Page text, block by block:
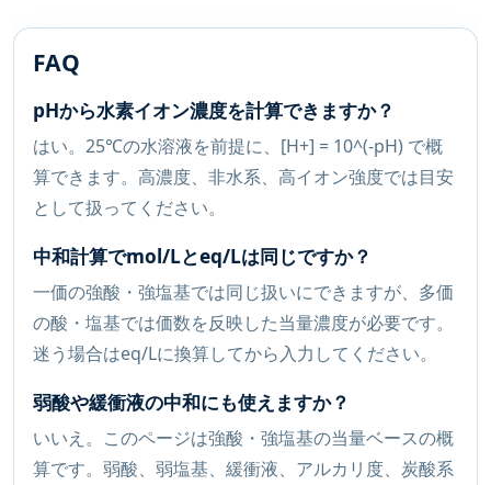
FAQ
pHから水素イオン濃度を計算できますか？
はい。25℃の水溶液を前提に、[H+] = 10^(-pH) で概
算できます。高濃度、非水系、高イオン強度では目安
として扱ってください。
中和計算でmol/Lとeq/Lは同じですか？
一価の強酸・強塩基では同じ扱いにできますが、多価
の酸・塩基では価数を反映した当量濃度が必要です。
迷う場合はeq/Lに換算してから入力してください。
弱酸や緩衝液の中和にも使えますか？
いいえ。このページは強酸・強塩基の当量ベースの概
算です。弱酸、弱塩基、緩衝液、アルカリ度、炭酸系